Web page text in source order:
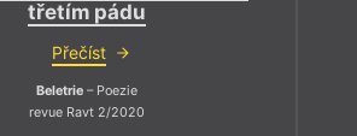
třetím pádu
Přečíst
Beletrie – Poezie
revue Ravt 2/2020